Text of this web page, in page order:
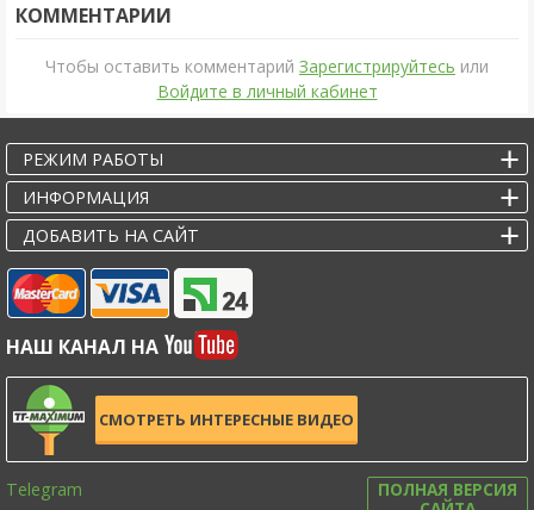
КОММЕНТАРИИ
Чтобы оставить комментарий Зарегистрируйтесь или
Войдите в личный кабинет
РЕЖИМ РАБОТЫ
ИНФОРМАЦИЯ
ДОБАВИТЬ НА САЙТ
НАШ КАНАЛ НА
СМОТРЕТЬ ИНТЕРЕСНЫЕ ВИДЕО
Telegram
ПОЛНАЯ ВЕРСИЯ